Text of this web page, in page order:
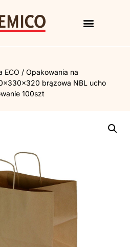
ECO / Opakowania na
brązowa NBL ucho
100szt